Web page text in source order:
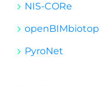
NIS-CORe
openBIMbiotop
PyroNet